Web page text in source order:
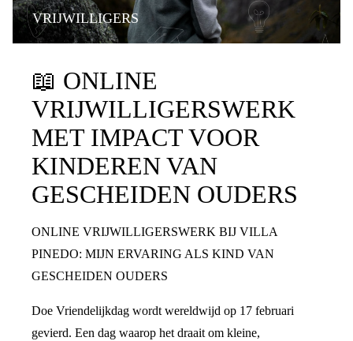
VRIJWILLIGERS
📖 ONLINE
VRIJWILLIGERSWERK
MET IMPACT VOOR
KINDEREN VAN
GESCHEIDEN OUDERS
ONLINE VRIJWILLIGERSWERK BIJ VILLA
PINEDO: MIJN ERVARING ALS KIND VAN
GESCHEIDEN OUDERS
Doe Vriendelijkdag wordt wereldwijd op 17 februari
gevierd. Een dag waarop het draait om kleine,